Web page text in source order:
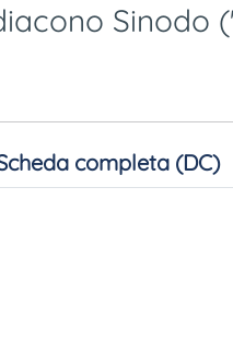
Sinodo
completa (DC)